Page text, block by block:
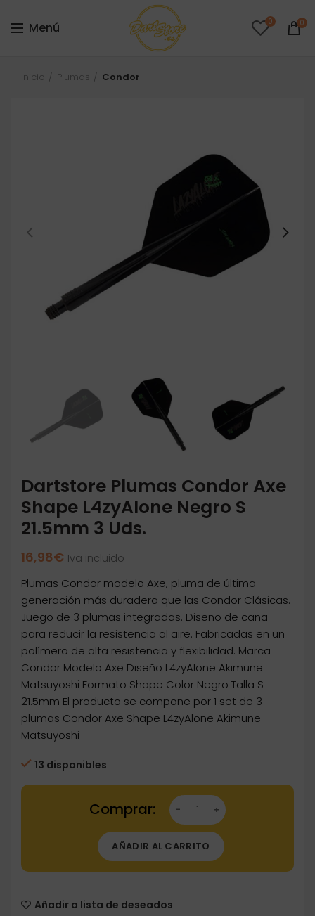
Menú 0 0
Inicio Plumas Condor
Dartstore Plumas Condor Axe
Shape L4zyAlone Negro S
21.5mm 3 Uds.
16,98€ Iva incluido
Plumas Condor modelo Axe, pluma de última
generación más duradera que las Condor Clásicas.
Juego de 3 plumas integradas. Diseño de caña
para reducir la resistencia al aire. Fabricadas en un
polímero de alta resistencia y flexibilidad. Marca
Condor Modelo Axe Diseño L4zyAlone Akimune
Matsuyoshi Formato Shape Color Negro Talla S
21.5mm El producto se compone por 1 set de 3
plumas Condor Axe Shape L4zyAlone Akimune
Matsuyoshi
13 disponibles
Dartstore Plumas Condor Axe Shape
AÑADIR AL CARRITO
Añadir a lista de deseados